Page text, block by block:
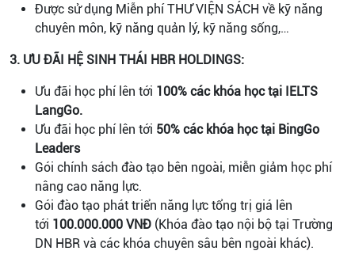
Được sử dụng Miễn phí THƯ VIỆN SÁCH về kỹ năng
chuyên môn, kỹ năng quản lý, kỹ năng sống,…
3. ƯU ĐÃI HỆ SINH THÁI HBR HOLDINGS:
Ưu đãi học phí lên tới 100% các khóa học tại IELTS
LangGo.
Ưu đãi học phí lên tới 50% các khóa học tại BingGo
Leaders
Gói chính sách đào tạo bên ngoài, miễn giảm học phí
nâng cao năng lực.
Gói đào tạo phát triển năng lực tổng trị giá lên
tới 100.000.000 VNĐ (Khóa đào tạo nội bộ tại Trường
DN HBR và các khóa chuyên sâu bên ngoài khác).